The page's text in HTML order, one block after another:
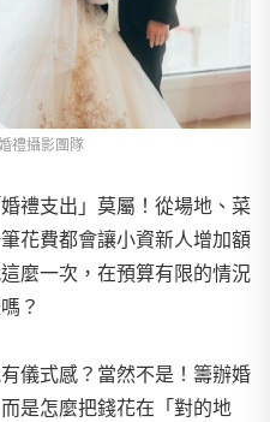
禮攝影團隊
禮支出」莫屬！從場地、菜
花費都會讓小資新人增加額
麼一次，在預算有限的情況
？
儀式感？當然不是！籌辦婚
是怎麼把錢花在「對的地